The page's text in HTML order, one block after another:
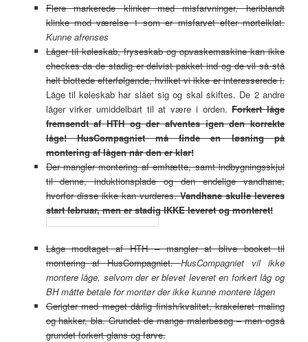
Flere markerede klinker med misfarvninger, heriblandt
klinke mod værelse 1 som er misfarvet efter mørtelklat.
Kunne afrenses
Låger til køleskab, fryseskab og opvaskemaskine kan ikke
checkes da de stadig er delvist pakket ind og de vil så stå
helt blottede efterfølgende, hvilket vi ikke er interesserede i.
Låge til køleskab har slået sig og skal skiftes. De 2 andre
låger virker umiddelbart til at være i orden.Forkert låge
fremsendt af HTH og der afventes igen den korrekte
låge! HusCompagniet må finde en løsning på
montering af lågen når den er klar!
Der mangler montering af emhætte, samt indbygningsskjul
til denne, induktionsplade og den endelige vandhane,
hvorfor disse ikke kan vurderes.Vandhane skulle leveres
start februar, men er stadig IKKE leveret og monteret!
Låge modtaget af HTH – mangler at blive booket til
montering af HusCompagniet.HusCompagniet vil ikke
montere låge, selvom der er blevet leveret en forkert låg og
BH måtte betale for montør der ikke kunne montere lågen
Gerigter med meget dårlig finish/kvalitet, krakeleret maling
og hakker, bla. Grundet de mange malerbesøg – men også
grundet forkert glans og farve.